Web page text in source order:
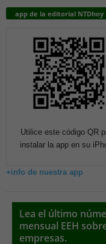
app de la editorial NTDhoy
Utilice este código QR
instalar la app en su
+info de nuestra app
Lea el último
mensual EEH
empresas.